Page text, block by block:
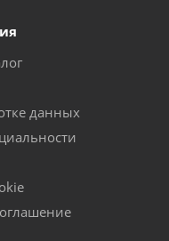
данных